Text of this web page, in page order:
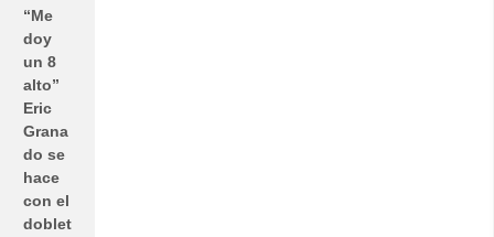
“Me
doy
un 8
alto”
Eric
Grana
do se
hace
con el
doblet